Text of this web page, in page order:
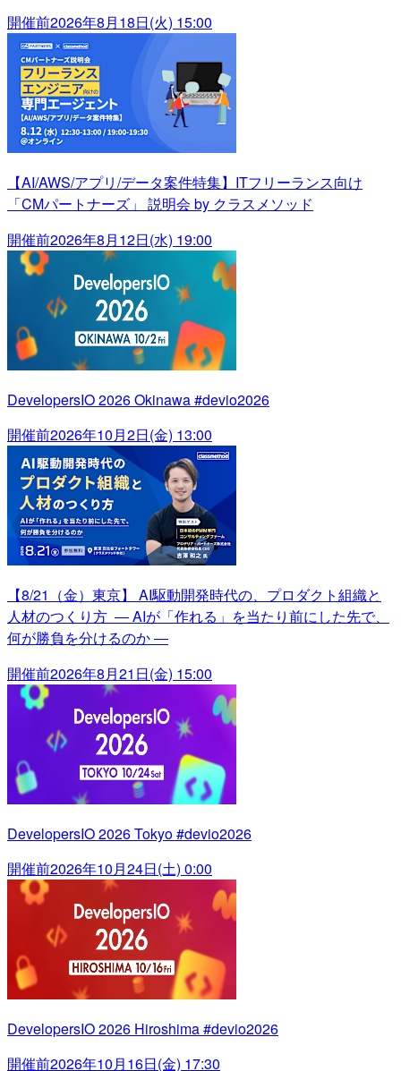
開催前2026年8月18日(火) 15:00
【AI/AWS/アプリ/データ案件特集】ITフリーランス向け
「CMパートナーズ」 説明会 by クラスメソッド
開催前2026年8月12日(水) 19:00
DevelopersIO 2026 Okinawa #devio2026
開催前2026年10月2日(金) 13:00
【8/21（金）東京】 AI駆動開発時代の、プロダクト組織と
人材のつくり方 ― AIが「作れる」を当たり前にした先で、
何が勝負を分けるのか ―
開催前2026年8月21日(金) 15:00
DevelopersIO 2026 Tokyo #devio2026
開催前2026年10月24日(土) 0:00
DevelopersIO 2026 Hiroshima #devio2026
開催前2026年10月16日(金) 17:30